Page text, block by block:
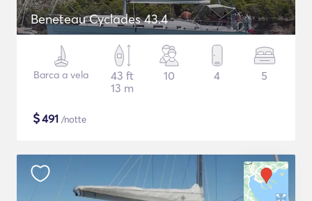
Beneteau Cyclades 43.4
Barca a vela
43 ft
13 m
10 4 5
$491 /notte